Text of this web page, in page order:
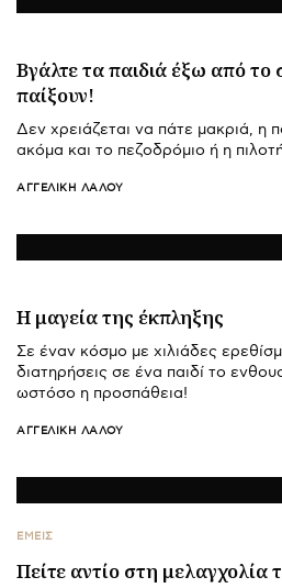
Βγάλτε τα παιδιά έξω από το
παίξουν!
Δεν χρειάζεται να πάτε μακριά, η
ακόμα και το πεζοδρόμιο ή η
ΑΓΓΕΛΙΚΉ ΛΆΛΟΥ
Η μαγεία της έκπληξης
Σε έναν κόσμο με χιλιάδες
διατηρήσεις σε ένα παιδί το
ωστόσο η προσπάθεια!
ΑΓΓΕΛΙΚΉ ΛΆΛΟΥ
ΕΜΕΙΣ
Πείτε αντίο στη μελαγχολία